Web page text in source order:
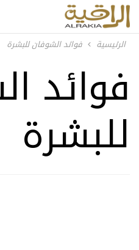
الرئيسية فوائد الشوفان للبشرة
فوائد
للبشرة